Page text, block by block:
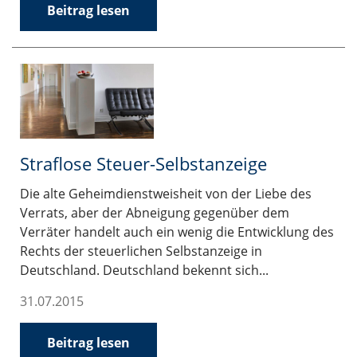
Beitrag lesen
Straflose Steuer-Selbstanzeige
Die alte Geheimdienstweisheit von der Liebe des
Verrats, aber der Abneigung gegenüber dem
Verräter handelt auch ein wenig die Entwicklung des
Rechts der steuerlichen Selbstanzeige in
Deutschland. Deutschland bekennt sich...
31.07.2015
Beitrag lesen